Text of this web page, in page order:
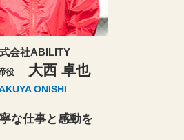
会社ABILITY
役 大西 卓也
ONISHI
な仕事と感動を